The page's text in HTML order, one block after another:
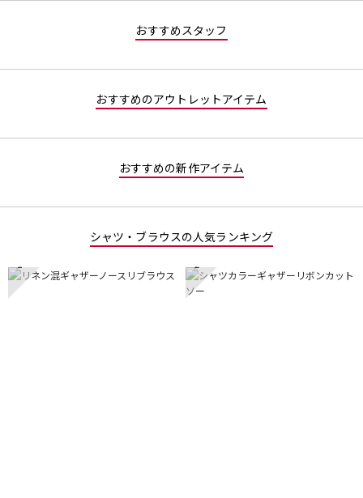
おすすめスタッフ
おすすめのアウトレットアイテム
おすすめの新作アイテム
シャツ・ブラウスの人気ランキング
1 2